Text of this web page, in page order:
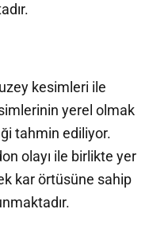
kesimleri ile
yerel olmak
tahmin ediliyor.
olayı ile birlikte yer
kar örtüsüne sahip